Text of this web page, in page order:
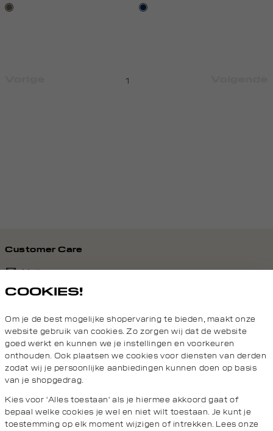
middenbruin
donkerblauw
1
Customer Care
Mail ons
Van maandag t/m vrijdag van 8.30 uur tot 18.00 uur.
Service
COOKIES!
Om je de best mogelijke shopervaring te bieden, maakt onze
website gebruik van cookies. Zo zorgen wij dat de website
goed werkt en kunnen we je instellingen en voorkeuren
onthouden. Ook plaatsen we cookies voor diensten van derden
zodat wij je persoonlijke aanbiedingen kunnen doen op basis
van je shopgedrag.
Kies voor 'Alles toestaan' als je hiermee akkoord gaat of
bepaal welke cookies je wel en niet wilt toestaan. Je kunt je
toestemming op elk moment wijzigen of intrekken. Lees onze